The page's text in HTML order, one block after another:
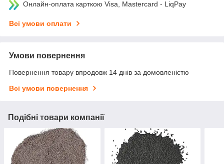
Онлайн-оплата карткою Visa, Mastercard - LiqPay
Всі умови оплати
Умови повернення
Повернення товару впродовж 14 днів за домовленістю
Всі умови повернення
Подібні товари компанії